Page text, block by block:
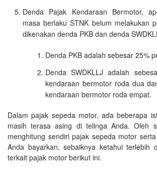
Denda Pajak Kendaraan Bermotor,
masa berlaku STNK belum melakukan
dikenakan denda PKB dan denda
Denda PKB adalah sebesar 25%
Denda SWDKLLJ adalah
kendaraan bermotor roda dua
kendaraan bermotor roda empat.
Dalam pajak sepeda motor, ada beberapa
masih terasa asing di telinga Anda. Oleh
menghitung sendiri pajak sepeda motor
Anda bayarkan, sebaiknya ketahui terlebih
terkait pajak motor berikut ini.